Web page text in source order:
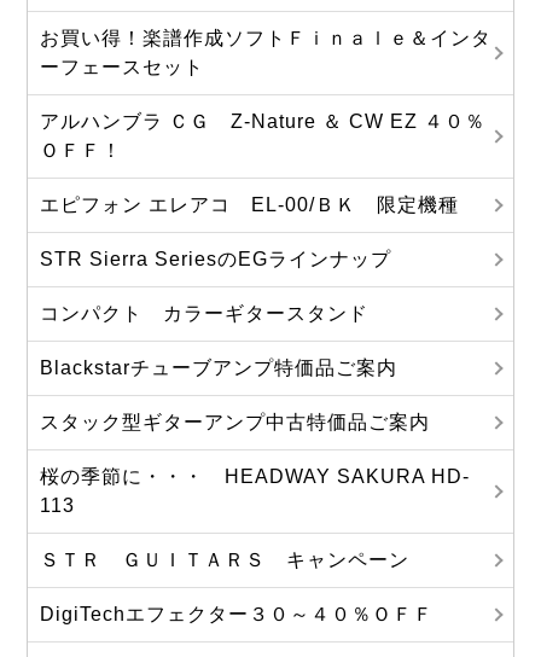
お買い得！楽譜作成ソフトＦｉｎａｌｅ＆インタ
ーフェースセット
アルハンブラ ＣＧ Z-Nature ＆ CW EZ ４０％
ＯＦＦ！
エピフォン エレアコ EL-00/ＢＫ 限定機種
STR Sierra SeriesのEGラインナップ
コンパクト カラーギタースタンド
Blackstarチューブアンプ特価品ご案内
スタック型ギターアンプ中古特価品ご案内
桜の季節に・・・ HEADWAY SAKURA HD-
113
ＳＴＲ ＧＵＩＴＡＲＳ キャンペーン
DigiTechエフェクター３０～４０％ＯＦＦ